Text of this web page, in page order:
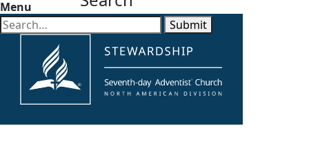
Menu
Submit